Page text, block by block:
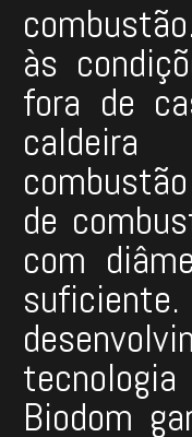
às
fora de
de
com
Biodom